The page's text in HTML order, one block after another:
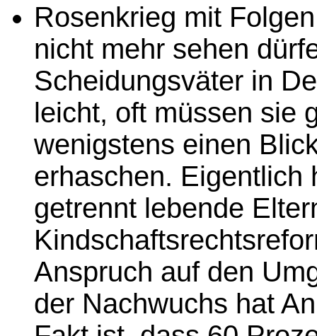
Rosenkrieg mit
nicht mehr sehen
Scheidungsväter in
leicht, oft müssen sie
wenigstens einen
erhaschen. Eigentlich
getrennt lebende
Anspruch auf den
der Nachwuchs hat